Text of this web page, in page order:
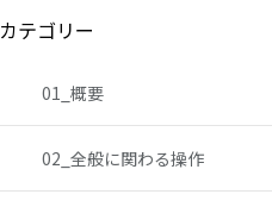
カテゴリー
01_概要
02_全般に関わる操作